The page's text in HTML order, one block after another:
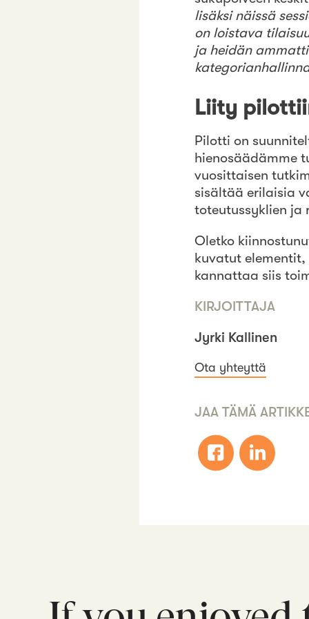
lisäksi näissä
on loistava
ja heidän
Liity
Pilotti on
hienosäädämme
vuosittaisen
sisältää erilaisia
toteutussyklien ja
Oletko
kuvatut
kannattaa siis
KIRJOITTAJA
Jyrki Kallinen
Ota yhteyttä
JAA TÄMÄ